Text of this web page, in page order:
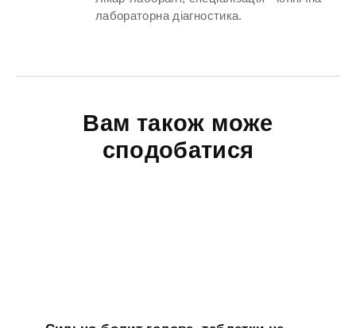
лабораторна діагностика.
Вам також може
сподобатися